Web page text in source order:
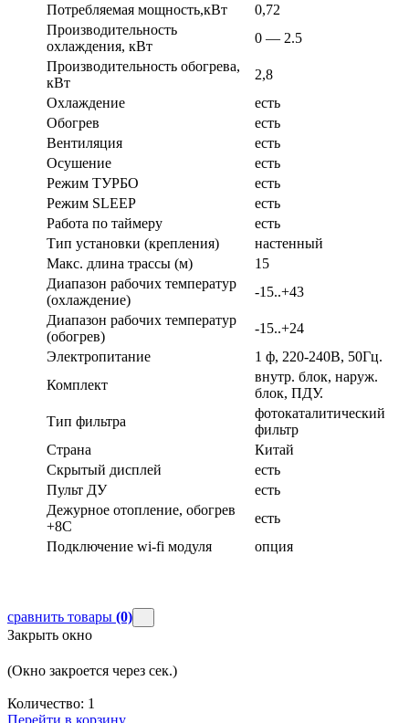
Потребляемая мощность,кВт
0,72
Производительность
охлаждения, кВт
0 — 2.5
Производительность обогрева,
кВт
2,8
Охлаждение
есть
Обогрев
есть
Вентиляция
есть
Осушение
есть
Режим ТУРБО
есть
Режим SLEEP
есть
Работа по таймеру
есть
Тип установки (крепления)
настенный
Макс. длина трассы (м)
15
Диапазон рабочих температур
(охлаждение)
-15..+43
Диапазон рабочих температур
(обогрев)
-15..+24
Электропитание
1 ф, 220-240В, 50Гц.
Комплект
внутр. блок, наруж.
блок, ПДУ.
Тип фильтра
фотокаталитический
фильтр
Страна
Китай
Скрытый дисплей
есть
Пульт ДУ
есть
Дежурное отопление, обогрев
+8С
есть
Подключение wi-fi модуля
опция
сравнить товары (0)
Закрыть окно
(Окно закроется через сек.)
Количество: 1
Перейти в корзину